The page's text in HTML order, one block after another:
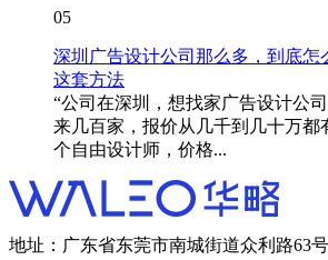
05
深圳广告设计公司那么多，到底怎
这套方法
“公司在深圳，想找家广告设计公
来几百家，报价从几千到几十万都
个自由设计师，价格...
地址：广东省东莞市南城街道众利路63